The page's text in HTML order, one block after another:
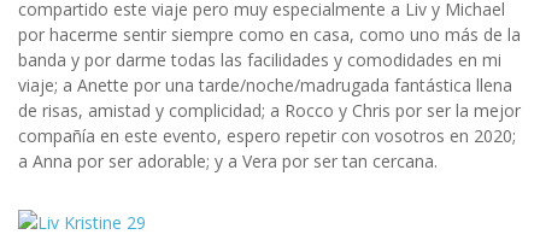
compartido este viaje pero muy especialmente a Liv y Michael
por hacerme sentir siempre como en casa, como uno más de la
banda y por darme todas las facilidades y comodidades en mi
viaje; a Anette por una tarde/noche/madrugada fantástica llena
de risas, amistad y complicidad; a Rocco y Chris por ser la mejor
compañía en este evento, espero repetir con vosotros en 2020;
a Anna por ser adorable; y a Vera por ser tan cercana.